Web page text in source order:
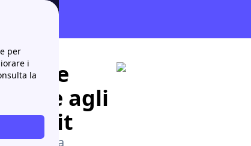
per
i
la
agli
luce.it
bolletta